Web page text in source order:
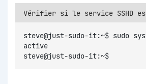
Vérifier si le service SSHD
steve@just-sudo-it:~$ sudo
active
steve@just-sudo-it:~$